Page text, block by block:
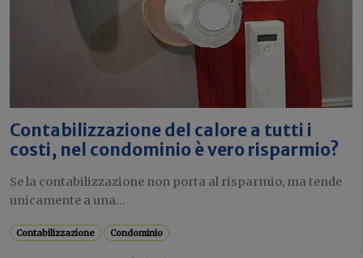
Contabilizzazione del calore a tutti i
costi, nel condominio è vero risparmio?
Se la contabilizzazione non porta al risparmio, ma tende
unicamente a una...
Contabilizzazione Condominio